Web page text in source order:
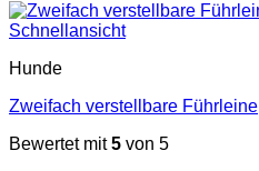
Schnellansicht
Hunde
Zweifach verstellbare Führleine
Bewertet mit5 von 5